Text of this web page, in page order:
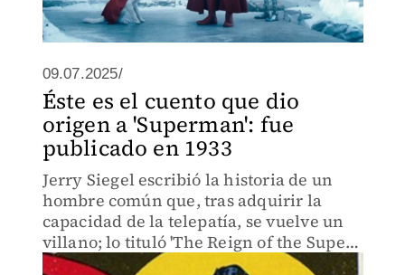
09.07.2025/
Éste es el cuento que dio
origen a 'Superman': fue
publicado en 1933
Jerry Siegel escribió la historia de un
hombre común que, tras adquirir la
capacidad de la telepatía, se vuelve un
villano; lo tituló 'The Reign of the Super-
Man'.